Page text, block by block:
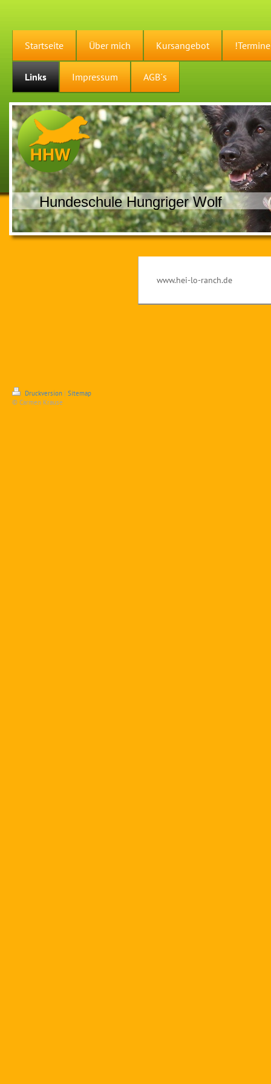
Startseite Über mich Kursangebot
Links Impressum AGB´s
Hundeschule Hungriger Wolf
www.hei-lo-ranch.de
Druckversion | Sitemap
© Carmen Krause